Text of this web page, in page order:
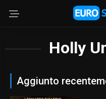
Holly
Aggiunto